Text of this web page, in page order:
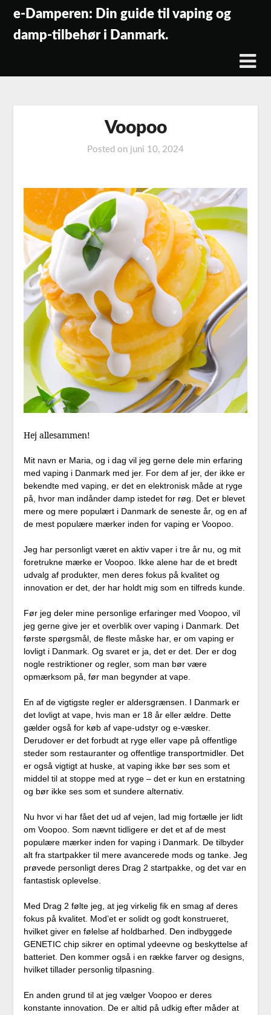
content
e-Damperen: Din guide til vaping og
damp-tilbehør i Danmark.
Voopoo
Posted on juni 10, 2024
Hej allesammen!
Mit navn er Maria, og i dag vil jeg gerne dele min erfaring
med vaping i Danmark med jer. For dem af jer, der ikke er
bekendte med vaping, er det en elektronisk måde at ryge
på, hvor man indånder damp istedet for røg. Det er blevet
mere og mere populært i Danmark de seneste år, og en af
de mest populære mærker inden for vaping er Voopoo.
Jeg har personligt været en aktiv vaper i tre år nu, og mit
foretrukne mærke er Voopoo. Ikke alene har de et bredt
udvalg af produkter, men deres fokus på kvalitet og
innovation er det, der har holdt mig som en tilfreds kunde.
Før jeg deler mine personlige erfaringer med Voopoo, vil
jeg gerne give jer et overblik over vaping i Danmark. Det
første spørgsmål, de fleste måske har, er om vaping er
lovligt i Danmark. Og svaret er ja, det er det. Der er dog
nogle restriktioner og regler, som man bør være
opmærksom på, før man begynder at vape.
En af de vigtigste regler er aldersgrænsen. I Danmark er
det lovligt at vape, hvis man er 18 år eller ældre. Dette
gælder også for køb af vape-udstyr og e-væsker.
Derudover er det forbudt at ryge eller vape på offentlige
steder som restauranter og offentlige transportmidler. Det
er også vigtigt at huske, at vaping ikke bør ses som et
middel til at stoppe med at ryge – det er kun en erstatning
og bør ikke ses som et sundere alternativ.
Nu hvor vi har fået det ud af vejen, lad mig fortælle jer lidt
om Voopoo. Som nævnt tidligere er det et af de mest
populære mærker inden for vaping i Danmark. De tilbyder
alt fra startpakker til mere avancerede mods og tanke. Jeg
prøvede personligt deres Drag 2 startpakke, og det var en
fantastisk oplevelse.
Med Drag 2 følte jeg, at jeg virkelig fik en smag af deres
fokus på kvalitet. Mod’et er solidt og godt konstrueret,
hvilket giver en følelse af holdbarhed. Den indbyggede
GENETIC chip sikrer en optimal ydeevne og beskyttelse af
batteriet. Den kommer også i en række farver og designs,
hvilket tillader personlig tilpasning.
En anden grund til at jeg vælger Voopoo er deres
konstante innovation. De er altid på udkig efter måder at